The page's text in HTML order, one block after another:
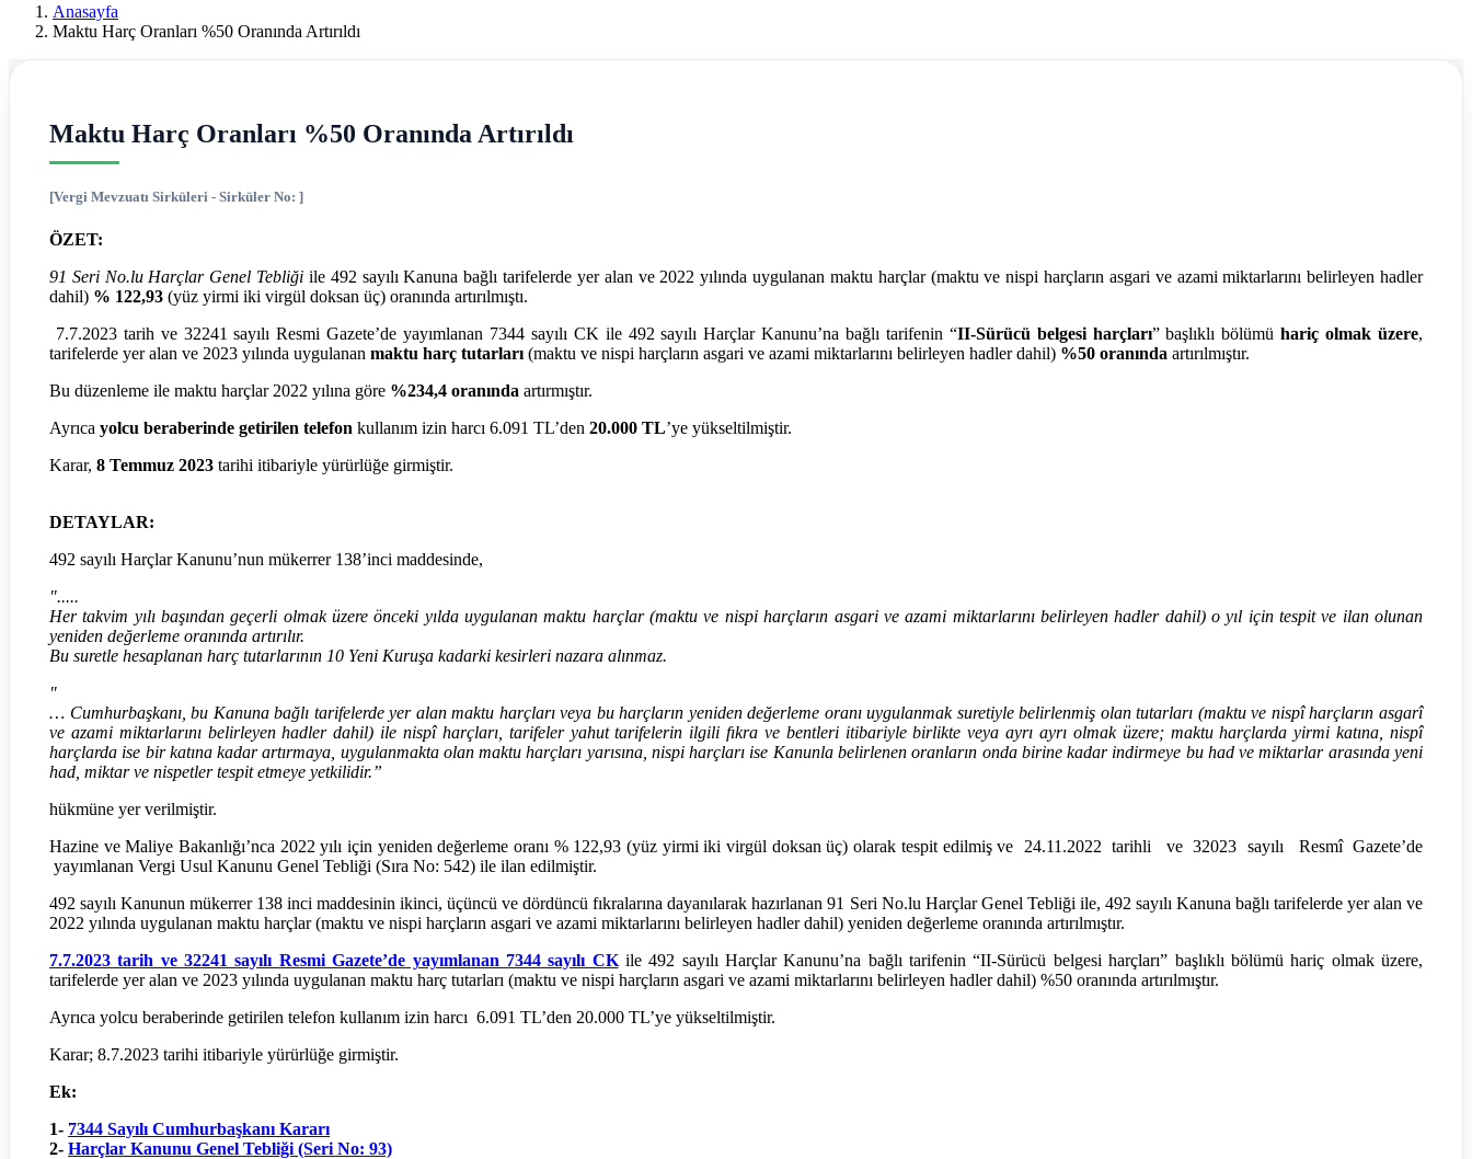
Ereğli
Mali
Ferdi
Asım
Hellaç
Anasayfa
Maktu Harç Oranları %50 Oranında Artırıldı
Maktu Harç Oranları %50 Oranında Artırıldı
[Vergi Mevzuatı Sirküleri - Sirküler No: ]
ÖZET:
91 Seri No.lu Harçlar Genel Tebliği ile 492 sayılı Kanuna bağlı tarifelerde yer alan ve 2022 yılında uygulanan maktu harçlar (maktu ve nispi harçların asgari ve azami miktarlarını belirleyen hadler
dahil) % 122,93 (yüz yirmi iki virgül doksan üç) oranında artırılmıştı.
7.7.2023 tarih ve 32241 sayılı Resmi Gazete’de yayımlanan 7344 sayılı CK ile 492 sayılı Harçlar Kanunu’na bağlı tarifenin “II-Sürücü belgesi harçları” başlıklı bölümühariç olmak üzere,
tarifelerde yer alan ve 2023 yılında uygulanan maktu harç tutarları (maktu ve nispi harçların asgari ve azami miktarlarını belirleyen hadler dahil) %50 oranında artırılmıştır.
Bu düzenleme ile maktu harçlar 2022 yılına göre %234,4 oranında artırmıştır.
Ayrıca yolcu beraberinde getirilen telefon kullanım izin harcı 6.091 TL’den 20.000 TL’ye yükseltilmiştir.
Karar, 8 Temmuz 2023 tarihi itibariyle yürürlüğe girmiştir.
DETAYLAR:
492 sayılı Harçlar Kanunu’nun mükerrer 138’inci maddesinde,
".....
Her takvim yılı başından geçerli olmak üzere önceki yılda uygulanan maktu harçlar (maktu ve nispi harçların asgari ve azami miktarlarını belirleyen hadler dahil) o yıl için tespit ve ilan olunan
yeniden değerleme oranında artırılır.
Bu suretle hesaplanan harç tutarlarının 10 Yeni Kuruşa kadarki kesirleri nazara alınmaz.
"
… Cumhurbaşkanı, bu Kanuna bağlı tarifelerde yer alan maktu harçları veya bu harçların yeniden değerleme oranı uygulanmak suretiyle belirlenmiş olan tutarları (maktu ve nispî harçların asgarî
ve azami miktarlarını belirleyen hadler dahil) ile nispî harçları, tarifeler yahut tarifelerin ilgili fıkra ve bentleri itibariyle birlikte veya ayrı ayrı olmak üzere; maktu harçlarda yirmi katına, nispî
harçlarda ise bir katına kadar artırmaya, uygulanmakta olan maktu harçları yarısına, nispi harçları ise Kanunla belirlenen oranların onda birine kadar indirmeye bu had ve miktarlar arasında yeni
had, miktar ve nispetler tespit etmeye yetkilidir.”
hükmüne yer verilmiştir.
Hazine ve Maliye Bakanlığı’nca 2022 yılı için yeniden değerleme oranı % 122,93 (yüz yirmi iki virgül doksan üç) olarak tespit edilmiş ve 24.11.2022 tarihli ve 32023 sayılı Resmî Gazete’de
yayımlanan Vergi Usul Kanunu Genel Tebliği (Sıra No: 542) ile ilan edilmiştir.
492 sayılı Kanunun mükerrer 138 inci maddesinin ikinci, üçüncü ve dördüncü fıkralarına dayanılarak hazırlanan 91 Seri No.lu Harçlar Genel Tebliği ile, 492 sayılı Kanuna bağlı tarifelerde yer alan ve
2022 yılında uygulanan maktu harçlar (maktu ve nispi harçların asgari ve azami miktarlarını belirleyen hadler dahil) yeniden değerleme oranında artırılmıştır.
7.7.2023 tarih ve 32241 sayılı Resmi Gazete’de yayımlanan 7344 sayılı CKile 492 sayılı Harçlar Kanunu’na bağlı tarifenin “II-Sürücü belgesi harçları” başlıklı bölümü hariç olmak üzere,
tarifelerde yer alan ve 2023 yılında uygulanan maktu harç tutarları (maktu ve nispi harçların asgari ve azami miktarlarını belirleyen hadler dahil) %50 oranında artırılmıştır.
Ayrıca yolcu beraberinde getirilen telefon kullanım izin harcı 6.091 TL’den 20.000 TL’ye yükseltilmiştir.
Karar; 8.7.2023 tarihi itibariyle yürürlüğe girmiştir.
Ek:
1- 7344 Sayılı Cumhurbaşkanı Kararı
2- Harçlar Kanunu Genel Tebliği (Seri No: 93)